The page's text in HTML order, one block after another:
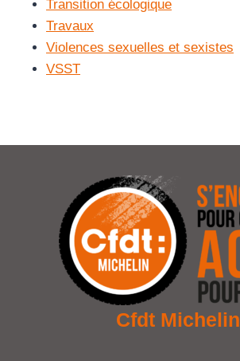
Transition écologique
Travaux
Violences sexuelles et sexistes
VSST
Cfdt Michelin